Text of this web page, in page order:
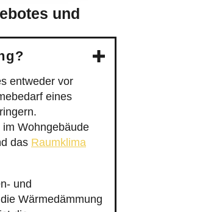
und
entweder vor
eines
Wohngebäude
das Raumklima
und
Wärmedämmung